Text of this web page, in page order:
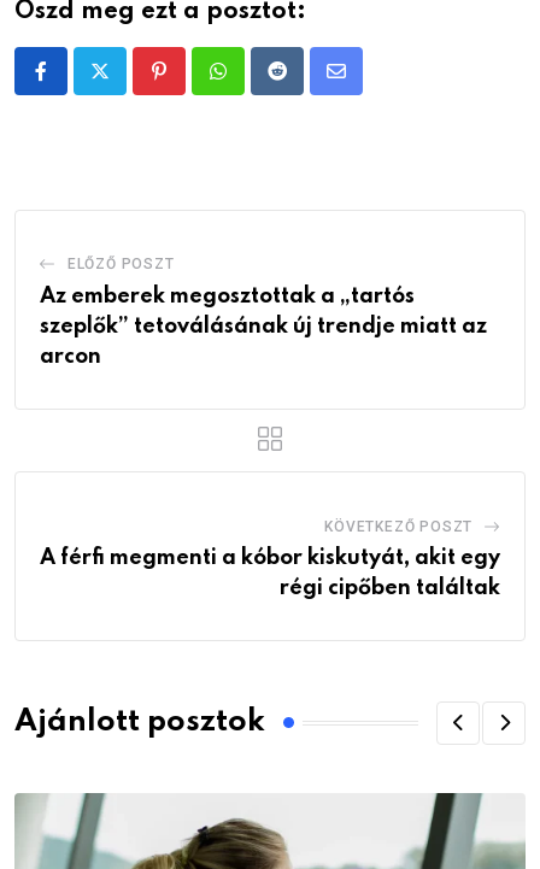
Oszd meg ezt a posztot:
PinterestWhatsappRedditShare
ELŐZŐ POSZT
Az emberek megosztottak a „tartós
szeplők” tetoválásának új trendje miatt az
arcon
KÖVETKEZŐ POSZT
A férfi megmenti a kóbor kiskutyát, akit egy
régi cipőben találtak
Ajánlott posztok